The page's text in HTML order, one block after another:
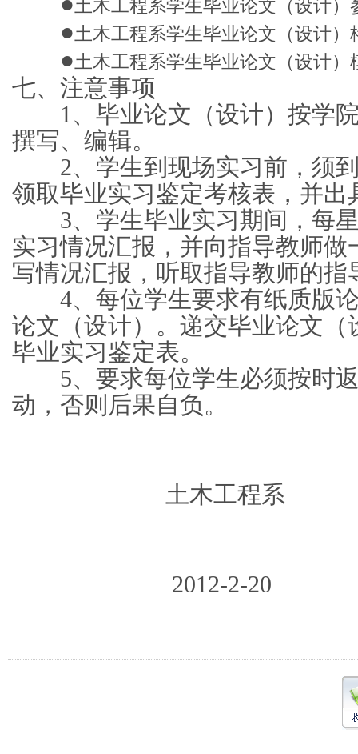
土木工程系学生毕业论文（设计）
●土木工程系学生毕业论文（设计）
●土木工程系学生毕业论文（设计）
七、注意事项
1、毕业论文（设计）按学院
撰写、编辑。
2、学生到现场实习前，须到
领取毕业实习鉴定考核表，并出
3、学生毕业实习期间，每星
实习情况汇报，并向指导教师做
写情况汇报，听取指导教师的指
4、每位学生要求有纸质版论
论文（设计）。递交毕业论文（
毕业实习鉴定表。
5、要求每位学生必须按时返
动，否则后果自负。
土木工程系
2012-2-20